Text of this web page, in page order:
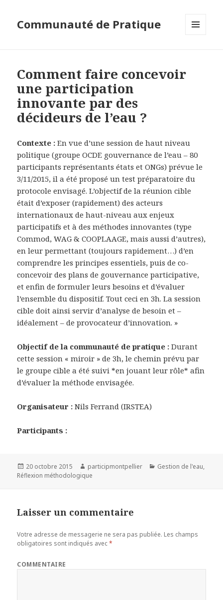
Communauté de Pratique
Comment faire concevoir
une participation
innovante par des
décideurs de l’eau ?
Contexte : En vue d’une session de haut niveau
politique (groupe OCDE gouvernance de l’eau – 80
participants représentants états et ONGs) prévue le
3/11/2015, il a été proposé un test préparatoire du
protocole envisagé. L’objectif de la réunion cible
était d’exposer (rapidement) des acteurs
internationaux de haut-niveau aux enjeux
participatifs et à des méthodes innovantes (type
Commod, WAG & COOPLAAGE, mais aussi d’autres),
en leur permettant (toujours rapidement…) d’en
comprendre les principes essentiels, puis de co-
concevoir des plans de gouvernance participative,
et enfin de formuler leurs besoins et d’évaluer
l’ensemble du dispositif. Tout ceci en 3h. La session
cible doit ainsi servir d’analyse de besoin et –
idéalement – de provocateur d’innovation. »
Objectif de la communauté de pratique : Durant
cette session « miroir » de 3h, le chemin prévu par
le groupe cible a été suivi *en jouant leur rôle* afin
d’évaluer la méthode envisagée.
Organisateur : Nils Ferrand (IRSTEA)
Participants :
Publié
le
20 octobre 2015 Auteur
participmontpellier Catégories
Gestion de l'eau,
Réflexion méthodologique
Laisser un commentaire
Votre adresse de messagerie ne sera pas publiée. Les champs
obligatoires sont indiqués avec*
COMMENTAIRE